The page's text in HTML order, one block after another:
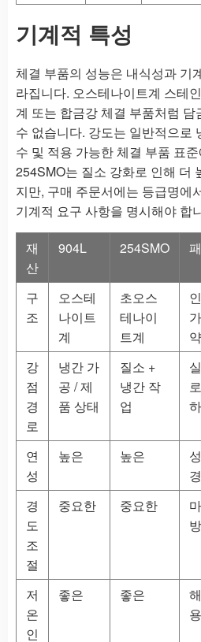
기계적 특성
체결 부품의 성능은 내식성과 기
라집니다. 오스테나이트계 스테
계 또는 합금강 체결 부품처럼
수 없습니다. 강도는 일반적으로
수 및 적용 가능한 체결 부품 표
254SMO는 질소 강화로 인해 더
지만, 구매 주문서에는 등급명에
기계적 요구 사항을 명시해야 합
재
산
904L 254SMO
구
조
오스테
나이트
계
초오스
테나이
트계
강
점
경
로
냉간 가
공 / 제
품 상태
질소 +
냉간 작
업
연
성
높은 높은
경
도
조
절
중요한 중요한
저
온
인
좋은 좋은